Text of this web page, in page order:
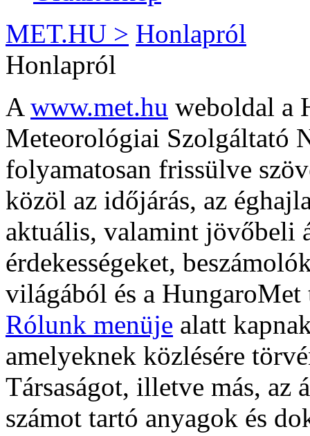
MET.HU > Honlapról
Honlapról
A www.met.hu weboldal a
Meteorológiai Szolgáltató
folyamatosan frissülve
közöl az időjárás, az
aktuális, valamint jövőbeli
érdekességeket,
világából és a
Rólunk menüje alatt
amelyeknek közlésére
Társaságot, illetve más, az
számot tartó anyagok és